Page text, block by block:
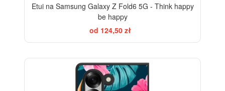
Etui na Samsung Galaxy Z Fold6 5G - Think happy
be happy
od 124,50 zł